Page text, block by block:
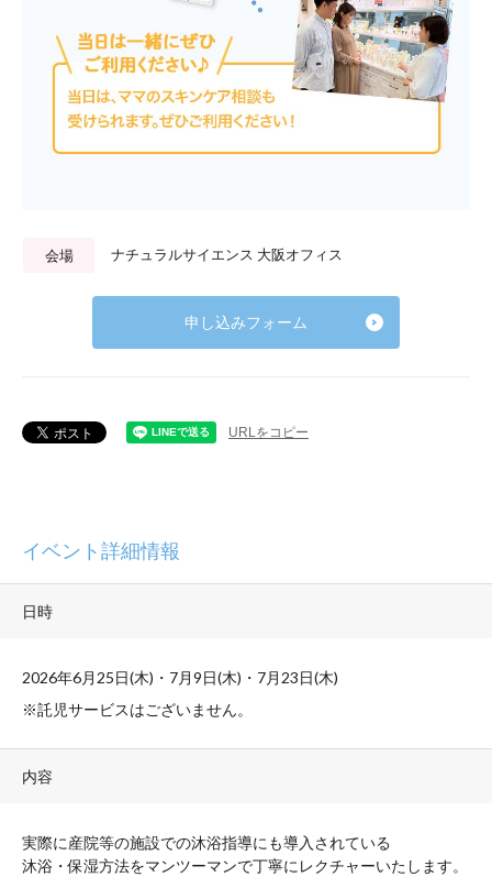
会場 ナチュラルサイエンス 大阪オフィス
申し込みフォーム
URLをコピー
イベント詳細情報
日時
2026年6月25日(木)・7月9日(木)・7月23日(木)
※託児サービスはございません。
内容
実際に産院等の施設での沐浴指導にも導入されている
沐浴・保湿方法をマンツーマンで丁寧にレクチャーいたします。